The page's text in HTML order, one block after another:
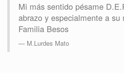
Mi más sentido pésame
abrazo y especialmente a su
Familia Besos
M.Lurdes Mato